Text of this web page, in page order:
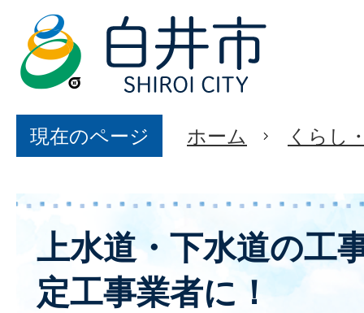
現在のページ ホーム くらし
上水道・下水道の工
定工事業者に！